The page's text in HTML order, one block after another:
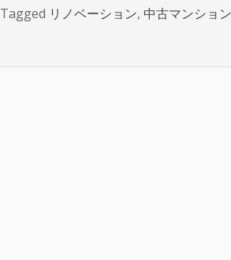
Tagged リノベーション, 中古マンション